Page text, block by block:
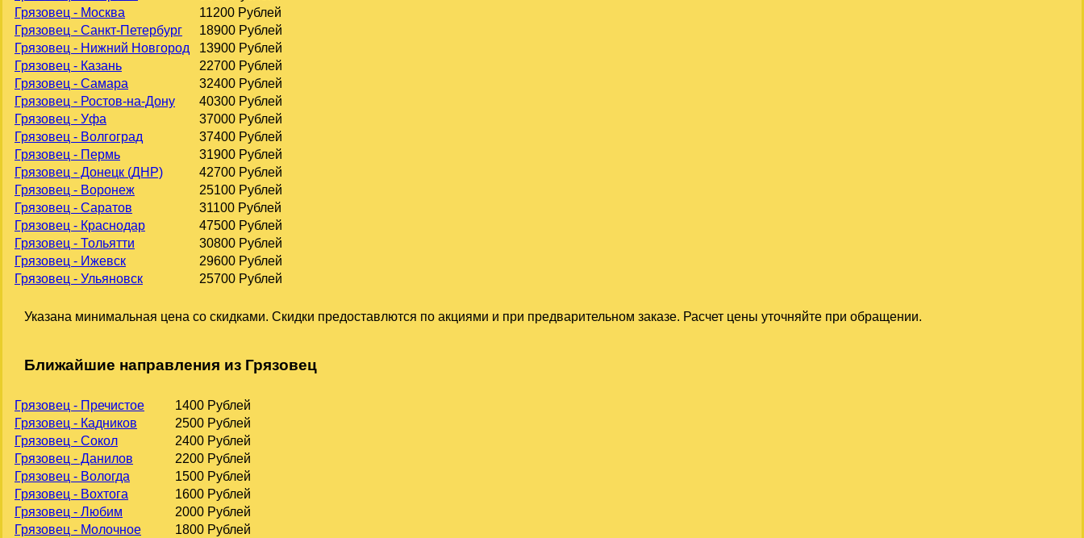
Грязовец - Москва
11200 Рублей
Грязовец - Санкт-Петербург
18900 Рублей
Грязовец - Нижний Новгород
13900 Рублей
Грязовец - Казань
22700 Рублей
Грязовец - Самара
32400 Рублей
Грязовец - Ростов-на-Дону
40300 Рублей
Грязовец - Уфа
37000 Рублей
Грязовец - Волгоград
37400 Рублей
Грязовец - Пермь
31900 Рублей
Грязовец - Донецк (ДНР)
42700 Рублей
Грязовец - Воронеж
25100 Рублей
Грязовец - Саратов
31100 Рублей
Грязовец - Краснодар
47500 Рублей
Грязовец - Тольятти
30800 Рублей
Грязовец - Ижевск
29600 Рублей
Грязовец - Ульяновск
25700 Рублей
Указана минимальная цена со скидками. Скидки предоставлются по акциями и при предварительном заказе. Расчет цены уточняйте при обращении.
Ближайшие направления из Грязовец
Грязовец - Пречистое
1400 Рублей
Грязовец - Кадников
2500 Рублей
Грязовец - Сокол
2400 Рублей
Грязовец - Данилов
2200 Рублей
Грязовец - Вологда
1500 Рублей
Грязовец - Вохтога
1600 Рублей
Грязовец - Любим
2000 Рублей
Грязовец - Молочное
1800 Рублей